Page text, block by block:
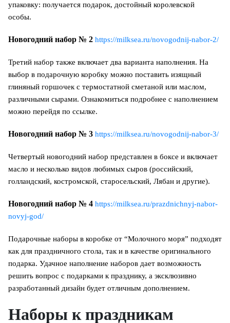
упаковку: получается подарок, достойный королевской
особы.
Новогодний набор № 2 https://milksea.ru/novogodnij-nabor-2/
Третий набор также включает два варианта наполнения. На
выбор в подарочную коробку можно поставить изящный
глиняный горшочек с термостатной сметаной или маслом,
различными сырами. Ознакомиться подробнее с наполнением
можно перейдя по ссылке.
Новогодний набор № 3 https://milksea.ru/novogodnij-nabor-3/
Четвертый новогодний набор представлен в боксе и включает
масло и несколько видов любимых сыров (российский,
голландский, костромской, старосельский, Лябан и другие).
Новогодний набор № 4 https://milksea.ru/prazdnichnyj-nabor-
novyj-god/
Подарочные наборы в коробке от “Молочного моря” подходят
как для праздничного стола, так и в качестве оригинального
подарка. Удачное наполнение наборов дает возможность
решить вопрос с подарками к празднику, а эксклюзивно
разработанный дизайн будет отличным дополнением.
Наборы к праздникам